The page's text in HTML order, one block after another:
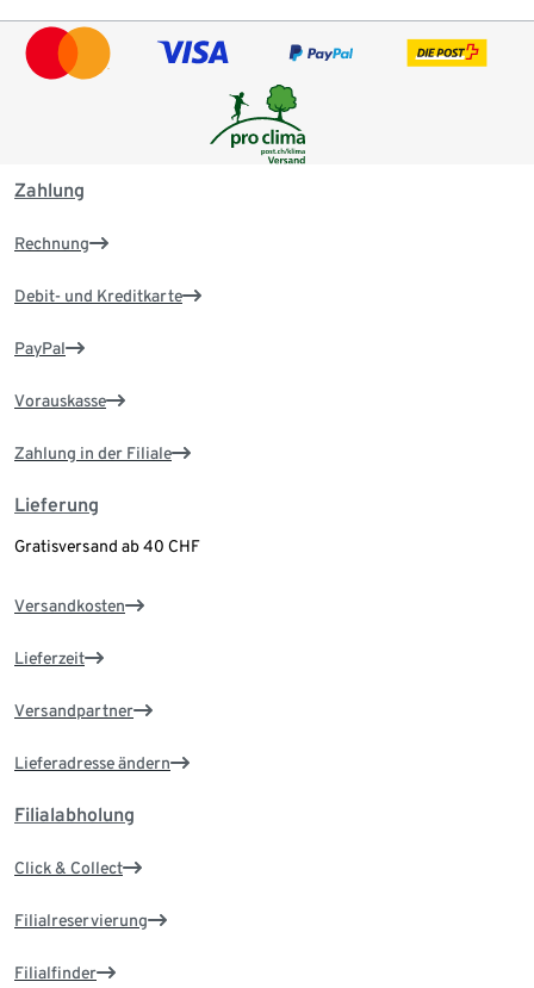
Zahlung
Rechnung
Debit- und Kreditkarte
PayPal
Vorauskasse
Zahlung in der Filiale
Lieferung
Gratisversand ab 40 CHF
Versandkosten
Lieferzeit
Versandpartner
Lieferadresse ändern
Filialabholung
Click & Collect
Filialreservierung
Filialfinder